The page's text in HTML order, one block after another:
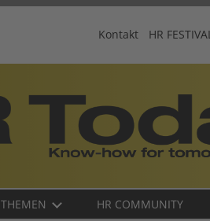
Kontakt HR
THEMEN HR COMMUNITY